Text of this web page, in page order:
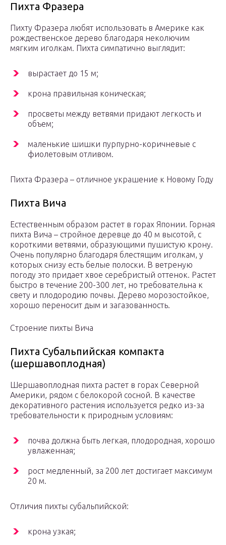
Пихта Фразера
Пихту Фразера любят использовать в Америке как
рождественское дерево благодаря неколючим
мягким иголкам. Пихта симпатично выглядит:
вырастает до 15 м;
крона правильная коническая;
просветы между ветвями придают легкость и
объем;
маленькие шишки пурпурно-коричневые с
фиолетовым отливом.
Пихта Фразера – отличное украшение к Новому Году
Пихта Вича
Естественным образом растет в горах Японии. Горная
пихта Вича – стройное деревце до 40 м высотой, с
короткими ветвями, образующими пушистую крону.
Очень популярно благодаря блестящим иголкам, у
которых снизу есть белые полоски. В ветреную
погоду это придает хвое серебристый оттенок. Растет
быстро в течение 200-300 лет, но требовательна к
свету и плодородию почвы. Дерево морозостойкое,
хорошо переносит дым и загазованность.
Строение пихты Вича
Пихта Субальпийская компакта
(шершавоплодная)
Шершавоплодная пихта растет в горах Северной
Америки, рядом с белокорой сосной. В качестве
декоративного растения используется редко из-за
требовательности к природным условиям:
почва должна быть легкая, плодородная, хорошо
увлаженная;
рост медленный, за 200 лет достигает максимум
20 м.
Отличия пихты субальпийской:
крона узкая;